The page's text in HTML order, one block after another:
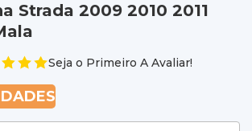
Strada 2009 2010 2011
Seja o Primeiro A Avaliar!